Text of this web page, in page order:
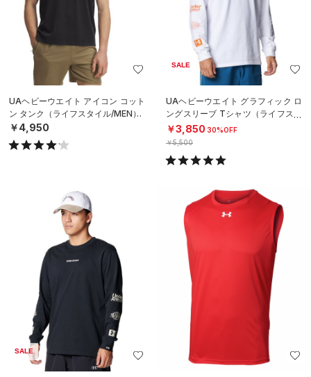
UAヘビーウエイト アイコン コット
ン タンク（ライフスタイル/MEN）
￥4,950
SALE
UAヘビーウエイト グラフィック ロ
ングスリーブ Tシャツ（ライフスタ
イル/MEN）
￥3,850 30%OFF
￥5,500
SALE